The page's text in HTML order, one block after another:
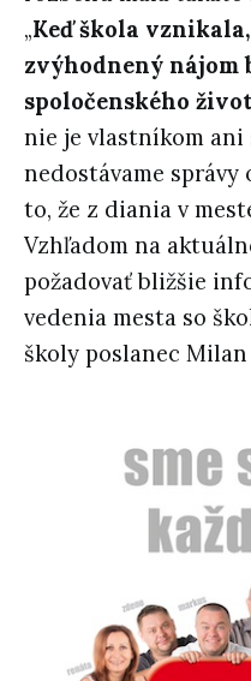
„Keď škola
zvýhodnený nájom
spoločenského
nie je vlastníkom
nedostávame
to, že z diania v
Vzhľadom na
požadovať bližšie
vedenia mesta so
školy poslanec Milan